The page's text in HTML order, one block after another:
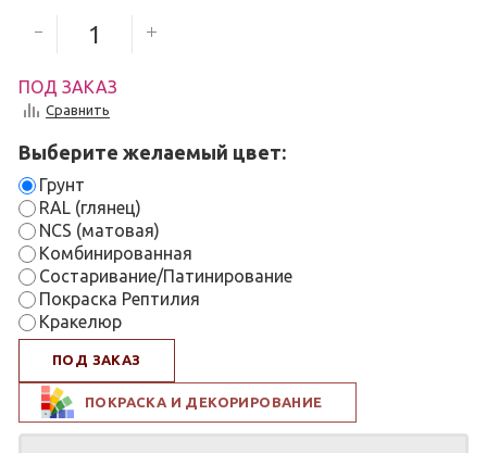
ПОД ЗАКАЗ
Сравнить
Выберите желаемый цвет:
Грунт
RAL (глянец)
NCS (матовая)
Комбинированная
Состаривание/Патинирование
Покраска Рептилия
Кракелюр
ПОД ЗАКАЗ
ПОКРАСКА И ДЕКОРИРОВАНИЕ